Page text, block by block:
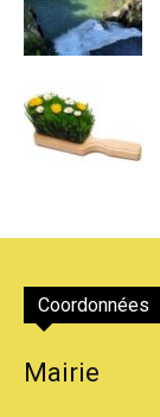
Coordonnées
Mairie